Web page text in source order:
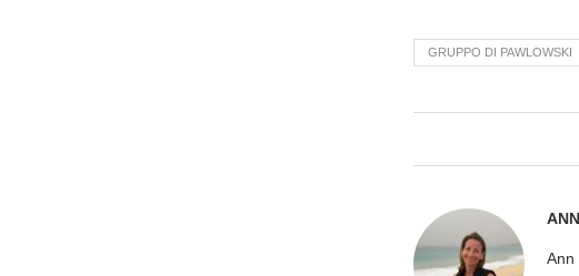
GRUPPO DI PAWLOWSKI
Ann